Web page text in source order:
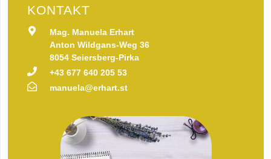
KONTAKT
Mag. Manuela Erhart
Anton Wildgans-Weg 36
8054 Seiersberg-Pirka
+43 677 640 205 53
manuela@erhart.st